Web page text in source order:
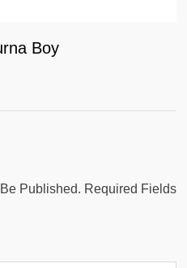
Boy
Published. Required Fields